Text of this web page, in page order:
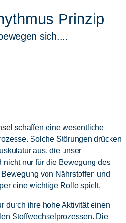
Prinzip
sich....
schaffen eine wesentliche
Solche Störungen drücken
aus, die unser
nicht nur für die Bewegung des
von Nährstoffen und
eine wichtige Rolle spielt.
durch ihre hohe Aktivität einen
Stoffwechselprozessen. Die